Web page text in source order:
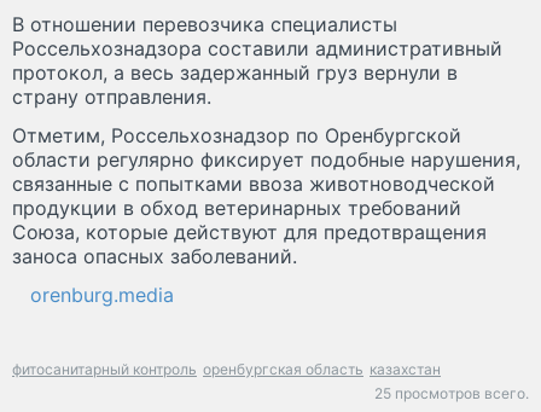
В отношении перевозчика специалисты
Россельхознадзора составили административный
протокол, а весь задержанный груз вернули в
страну отправления.
Отметим, Россельхознадзор по Оренбургской
области регулярно фиксирует подобные нарушения,
связанные с попытками ввоза животноводческой
продукции в обход ветеринарных требований
Союза, которые действуют для предотвращения
заноса опасных заболеваний.
orenburg.media
фитосанитарный контроль оренбургская область казахстан
25 просмотров всего.